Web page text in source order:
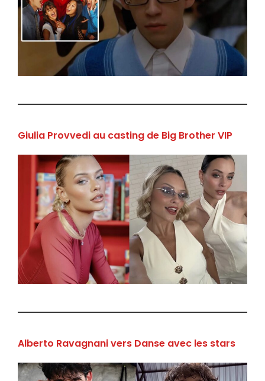
Giulia Provvedi au casting de Big Brother VIP
Alberto Ravagnani vers Danse avec les stars